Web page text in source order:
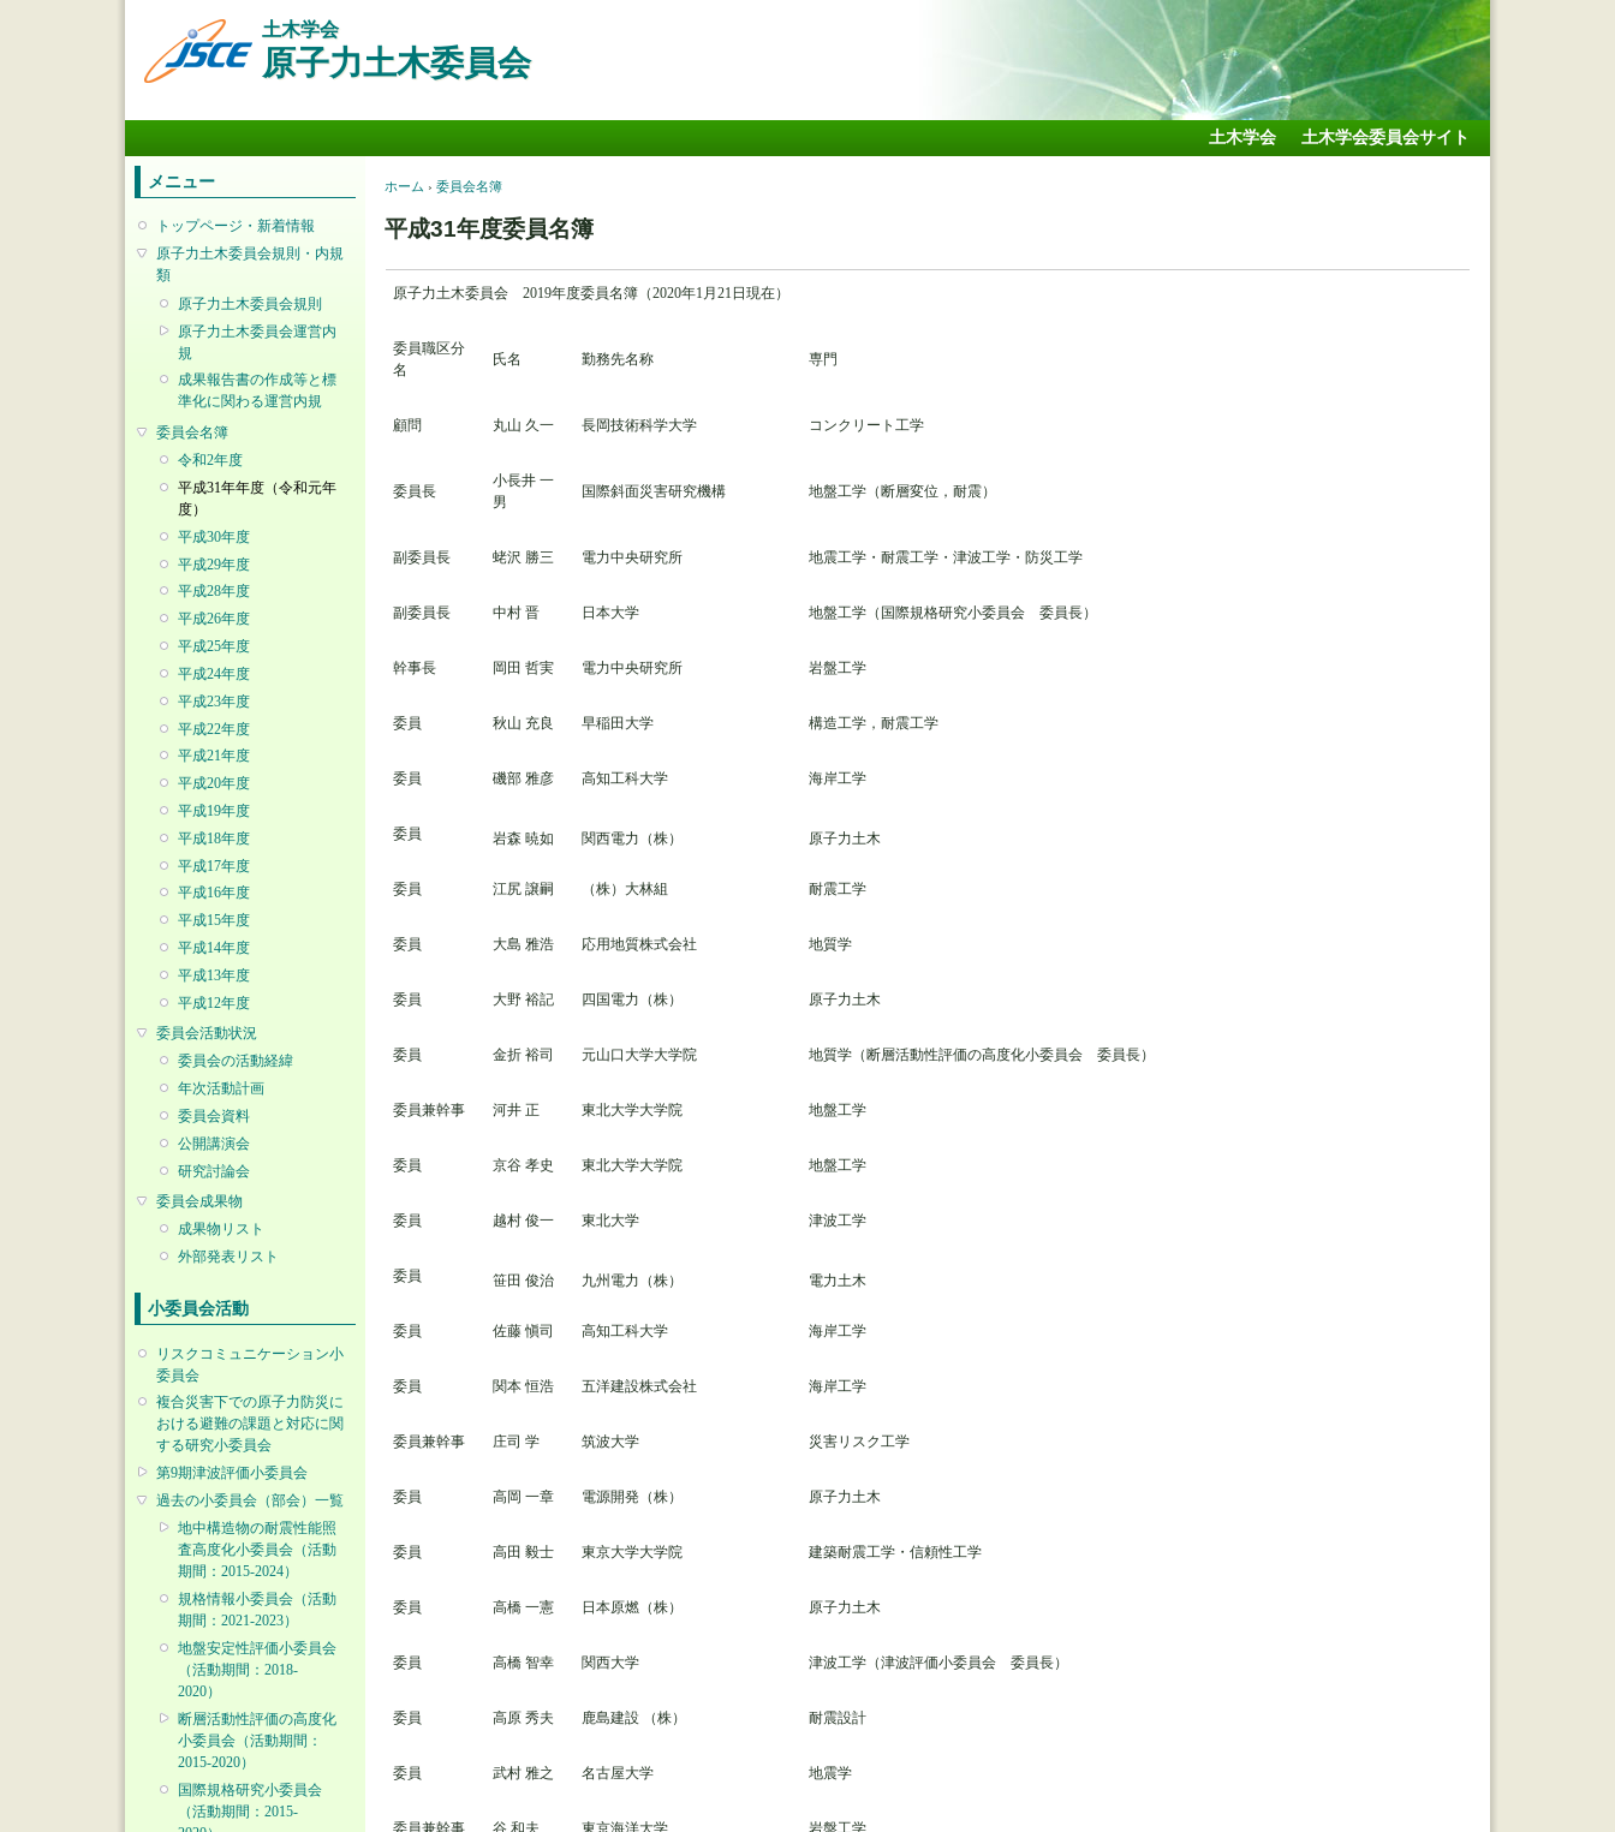
土木学会
原子力土木委員会
土木学会 土木学会委員会サイト
メニュー
トップページ・新着情報
原子力土木委員会規則・内規
類
原子力土木委員会規則
原子力土木委員会運営内
規
成果報告書の作成等と標
準化に関わる運営内規
委員会名簿
令和2年度
平成31年年度（令和元年
度）
平成30年度
平成29年度
平成28年度
平成26年度
平成25年度
平成24年度
平成23年度
平成22年度
平成21年度
平成20年度
平成19年度
平成18年度
平成17年度
平成16年度
平成15年度
平成14年度
平成13年度
平成12年度
委員会活動状況
委員会の活動経緯
年次活動計画
委員会資料
公開講演会
研究討論会
委員会成果物
成果物リスト
外部発表リスト
小委員会活動
リスクコミュニケーション小
委員会
複合災害下での原子力防災に
おける避難の課題と対応に関
する研究小委員会
第9期津波評価小委員会
過去の小委員会（部会）一覧
地中構造物の耐震性能照
査高度化小委員会（活動
期間：2015-2024）
規格情報小委員会（活動
期間：2021-2023）
地盤安定性評価小委員会
（活動期間：2018-
2020）
断層活動性評価の高度化
小委員会（活動期間：
2015-2020）
国際規格研究小委員会
（活動期間：2015-
現在地
ホーム › 委員会名簿
平成31年度委員名簿
原子力土木委員会 2019年度委員名簿（2020年1月21日現在）
委員職区分
名
氏名 勤務先名称 専門
顧問 丸山 久一 長岡技術科学大学 コンクリート工学
委員長
小長井 一
男
国際斜面災害研究機構 地盤工学（断層変位，耐震）
副委員長 蛯沢 勝三 電力中央研究所 地震工学・耐震工学・津波工学・防災工学
副委員長 中村 晋 日本大学 地盤工学（国際規格研究小委員会 委員長）
幹事長 岡田 哲実 電力中央研究所 岩盤工学
委員 秋山 充良 早稲田大学 構造工学，耐震工学
委員 磯部 雅彦 高知工科大学 海岸工学
委員 岩森 暁如 関西電力（株） 原子力土木
委員 江尻 譲嗣 （株）大林組 耐震工学
委員 大島 雅浩 応用地質株式会社 地質学
委員 大野 裕記 四国電力（株） 原子力土木
委員 金折 裕司 元山口大学大学院 地質学（断層活動性評価の高度化小委員会 委員長）
委員兼幹事 河井 正 東北大学大学院 地盤工学
委員 京谷 孝史 東北大学大学院 地盤工学
委員 越村 俊一 東北大学 津波工学
委員 笹田 俊治 九州電力（株） 電力土木
委員 佐藤 愼司 高知工科大学 海岸工学
委員 関本 恒浩 五洋建設株式会社 海岸工学
委員兼幹事 庄司 学 筑波大学 災害リスク工学
委員 高岡 一章 電源開発（株） 原子力土木
委員 高田 毅士 東京大学大学院 建築耐震工学・信頼性工学
委員 高橋 一憲 日本原燃（株） 原子力土木
委員 高橋 智幸 関西大学 津波工学（津波評価小委員会 委員長）
委員 高原 秀夫 鹿島建設 （株） 耐震設計
委員 武村 雅之 名古屋大学 地震学